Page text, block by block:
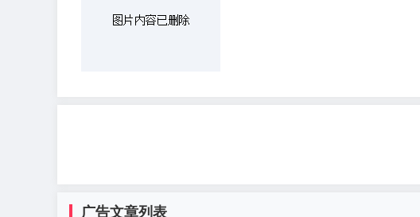
广告文章列表